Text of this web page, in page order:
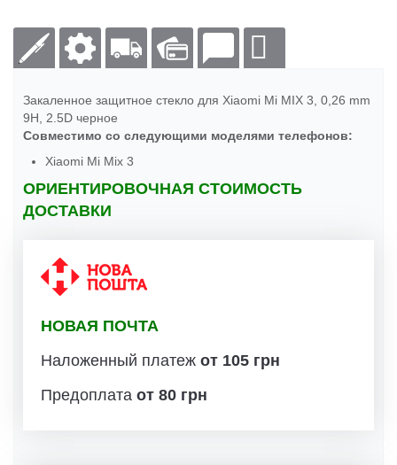
Закаленное защитное стекло для Xiaomi Mi MIX 3, 0,26 mm
9H, 2.5D черное
Совместимо со следующими моделями телефонов:
Xiaomi Mi Mix 3
ОРИЕНТИРОВОЧНАЯ СТОИМОСТЬ
ДОСТАВКИ
НОВАЯ ПОЧТА
Наложенный платеж от 105 грн
Предоплата от 80 грн